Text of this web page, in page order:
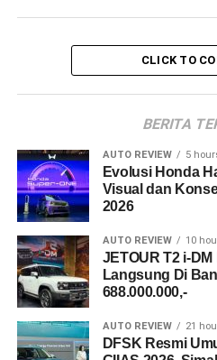
CLICK TO
BERITA
AUTO REVIEW 5
Evolusi Honda
Visual dan
2026
AUTO REVIEW 10
JETOUR T2 i-
Langsung Di
688.000.000,-
AUTO REVIEW 21
DFSK Resmi